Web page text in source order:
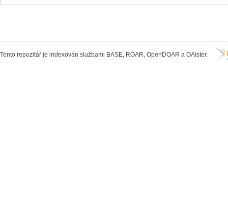
Tento repozitář je indexován službami BASE, ROAR, OpenDOAR a OAIster.